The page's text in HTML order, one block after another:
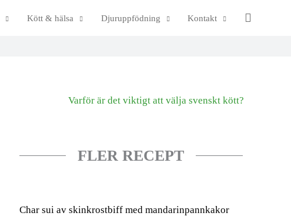
Kött & hälsa Djuruppfödning Kontakt Sök
FLER RECEPT
Char sui av skinkrostbiff med mandarinpannkakor